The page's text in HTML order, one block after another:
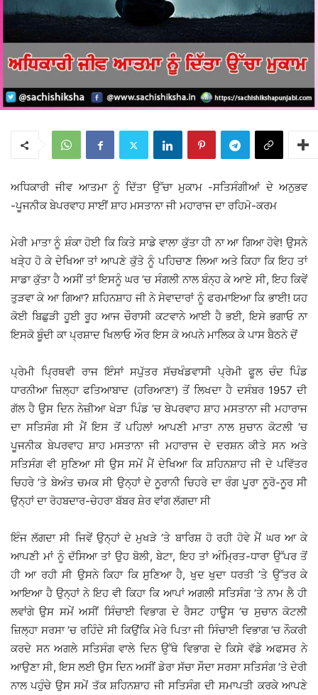
ਅਧਿਕਾਰੀ ਜੀਵ ਆਤਮਾ ਨੂੰ ਦਿੱਤਾ ਉੱਚਾ ਮੁਕਾਮ -ਸਤਿਸੰਗੀਆਂ ਦੇ ਅਨੁਭਵ
-ਪੂਜਨੀਕ ਬੇਪਰਵਾਹ ਸਾਈਂ ਸ਼ਾਹ ਮਸਤਾਨਾ ਜੀ ਮਹਾਰਾਜ ਦਾ ਰਹਿਮੋ-ਕਰਮ
ਮੇਰੀ ਮਾਤਾ ਨੂੰ ਸ਼ੰਕਾ ਹੋਈ ਕਿ ਕਿਤੇ ਸਾਡੇ ਵਾਲਾ ਕੁੱਤਾ ਹੀ ਨਾ ਆ ਗਿਆ ਹੋਵੇ! ਉਸਨੇ
ਖੜੇ੍ਹ ਹੋ ਕੇ ਦੇਖਿਆ ਤਾਂ ਆਪਣੇ ਕੁੱਤੇ ਨੂੰ ਪਹਿਚਾਣ ਲਿਆ ਅਤੇ ਕਿਹਾ ਕਿ ਇਹ ਤਾਂ
ਸਾਡਾ ਕੁੱਤਾ ਹੈ ਅਸੀਂ ਤਾਂ ਇਸਨੂੰ ਘਰ ’ਚ ਸੰਗਲੀ ਨਾਲ ਬੰਨ੍ਹ ਕੇ ਆਏ ਸੀ, ਇਹ ਕਿਵੇਂ
ਤੁੜਵਾ ਕੇ ਆ ਗਿਆ? ਸ਼ਹਿਨਸ਼ਾਹ ਜੀ ਨੇ ਸੇਵਾਦਾਰਾਂ ਨੂੰ ਫਰਮਾਇਆ ਕਿ ਭਾਈ! ਯਹ
ਕੋਈ ਬਿਛੁੜੀ ਹੂਈ ਰੂਹ ਆਜ ਚੌਰਾਸੀ ਕਟਵਾਨੇ ਆਈ ਹੈ ਭਈ, ਇਸੇ ਭਗਾਓ ਨਾ
ਇਸਕੋ ਬੂੰਦੀ ਕਾ ਪ੍ਰਸ਼ਾਦ ਖਿਲਾਓ ਔਰ ਇਸ ਕੋ ਅਪਨੇ ਮਾਲਿਕ ਕੇ ਪਾਸ ਬੈਠਨੇ ਦੋਂ
ਪ੍ਰੇਮੀ ਪ੍ਰਿਥਵੀ ਰਾਜ ਇੰਸਾਂ ਸਪੁੱਤਰ ਸੱਚਖੰਡਵਾਸੀ ਪ੍ਰੇਮੀ ਫੂਲ ਚੰਦ ਪਿੰਡ
ਧਾਰਨੀਆ ਜ਼ਿਲ੍ਹਾ ਫਤਿਆਬਾਦ (ਹਰਿਆਣਾ) ਤੋਂ ਲਿਖਦਾ ਹੈ ਦਸੰਬਰ 1957 ਦੀ
ਗੱਲ ਹੈ ਉਸ ਦਿਨ ਨੇਜ਼ੀਆ ਖੇੜਾ ਪਿੰਡ ’ਚ ਬੇਪਰਵਾਹ ਸ਼ਾਹ ਮਸਤਾਨਾ ਜੀ ਮਹਾਰਾਜ
ਦਾ ਸਤਿਸੰਗ ਸੀ ਮੈਂ ਇਸ ਤੋਂ ਪਹਿਲਾਂ ਆਪਣੀ ਮਾਤਾ ਨਾਲ ਸੁਚਾਨ ਕੋਟਲੀ ’ਚ
ਪੂਜਨੀਕ ਬੇਪਰਵਾਹ ਸ਼ਾਹ ਮਸਤਾਨਾ ਜੀ ਮਹਾਰਾਜ ਦੇ ਦਰਸ਼ਨ ਕੀਤੇ ਸਨ ਅਤੇ
ਸਤਿਸੰਗ ਵੀ ਸੁਣਿਆ ਸੀ ਉਸ ਸਮੇਂ ਮੈਂ ਦੇਖਿਆ ਕਿ ਸ਼ਹਿਨਸ਼ਾਹ ਜੀ ਦੇ ਪਵਿੱਤਰ
ਚਿਹਰੇ ’ਤੇ ਬੇਅੰਤ ਚਮਕ ਸੀ ਉਨ੍ਹਾਂ ਦੇ ਨੂਰਾਨੀ ਚਿਹਰੇ ਦਾ ਰੰਗ ਪੂਰਾ ਨੂਰੋ-ਨੂਰ ਸੀ
ਉਨ੍ਹਾਂ ਦਾ ਰੋਹਬਦਾਰ-ਚੇਹਰਾ ਬੱਬਰ ਸ਼ੇਰ ਵਾਂਗ ਲੱਗਦਾ ਸੀ
ਇੰਜ ਲੱਗਦਾ ਸੀ ਜਿਵੇਂ ਉਨ੍ਹਾਂ ਦੇ ਮੁਖੜੇ ’ਤੇ ਬਾਰਿਸ਼ ਹੋ ਰਹੀ ਹੋਵੇ ਮੈਂ ਘਰ ਆ ਕੇ
ਆਪਣੀ ਮਾਂ ਨੂੰ ਦੱਸਿਆ ਤਾਂ ਉਹ ਬੋਲੀ, ਬੇਟਾ, ਇਹ ਤਾਂ ਅੰਮ੍ਰਿਤ-ਧਾਰਾ ਉੱਪਰ ਤੋਂ
ਹੀ ਆ ਰਹੀ ਸੀ ਉਸਨੇ ਕਿਹਾ ਕਿ ਸੁਣਿਆ ਹੈ, ਖੁਦ ਖੁਦਾ ਧਰਤੀ ’ਤੇ ਉੱਤਰ ਕੇ
ਆਇਆ ਹੈ ਉਨ੍ਹਾਂ ਨੇ ਇਹ ਵੀ ਕਿਹਾ ਕਿ ਆਪਾਂ ਅਗਲੀ ਸਤਿਸੰਗ ’ਤੇ ਨਾਮ ਲੈ ਹੀ
ਲਵਾਂਗੇ ਉਸ ਸਮੇਂ ਅਸੀਂ ਸਿੰਚਾਈ ਵਿਭਾਗ ਦੇ ਰੈਸਟ ਹਾਊਸ ’ਚ ਸੁਚਾਨ ਕੋਟਲੀ
ਜ਼ਿਲ੍ਹਾ ਸਰਸਾ ’ਚ ਰਹਿੰਦੇ ਸੀ ਕਿਉਂਕਿ ਮੇਰੇ ਪਿਤਾ ਜੀ ਸਿੰਚਾਈ ਵਿਭਾਗ ’ਚ ਨੌਕਰੀ
ਕਰਦੇ ਸਨ ਅਗਲੇ ਸਤਿਸੰਗ ਵਾਲੇ ਦਿਨ ਉੱਥੇ ਵਿਭਾਗ ਦੇ ਕਿਸੇ ਵੱਡੇ ਅਫਸਰ ਨੇ
ਆਉਣਾ ਸੀ, ਇਸ ਲਈ ਉਸ ਦਿਨ ਅਸੀਂ ਡੇਰਾ ਸੱਚਾ ਸੌਦਾ ਸਰਸਾ ਸਤਿਸੰਗ ’ਤੇ ਦੇਰੀ
ਨਾਲ ਪਹੁੰਚੇ ਉਸ ਸਮੇਂ ਤੱਕ ਸ਼ਹਿਨਸ਼ਾਹ ਜੀ ਸਤਿਸੰਗ ਦੀ ਸਮਾਪਤੀ ਕਰਕੇ ਆਪਣੇ